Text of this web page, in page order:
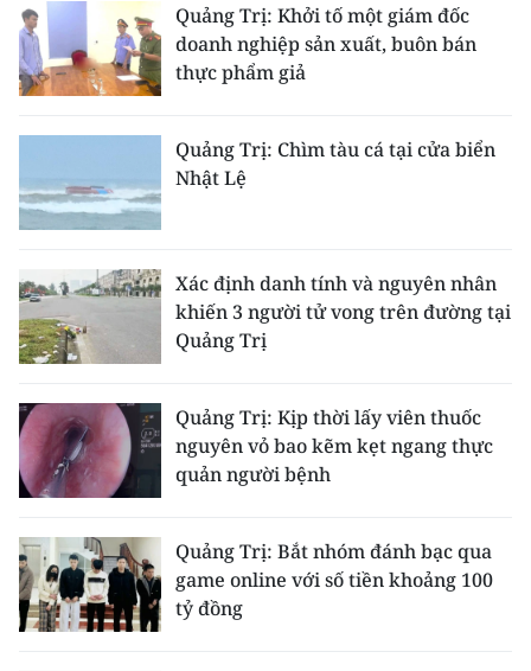
Media Y tế
Media Khoa học - Công nghệ
Ảnh
Infographic
TIN MỚI
TIN ĐỊA PHƯƠNG
Trung du và miền núi phía Bắc
Đồng bằng sông Hồng
Duyên hải Nam Trung Bộ và Tây
Nguyên
Quảng Trị: Khởi tố một giám đốc
doanh nghiệp sản xuất, buôn bán
thực phẩm giả
Quảng Trị: Chìm tàu cá tại cửa biển
Nhật Lệ
Xác định danh tính và nguyên nhân
khiến 3 người tử vong trên đường tại
Quảng Trị
Quảng Trị: Kịp thời lấy viên thuốc
nguyên vỏ bao kẽm kẹt ngang thực
quản người bệnh
Quảng Trị: Bắt nhóm đánh bạc qua
game online với số tiền khoảng 100
tỷ đồng